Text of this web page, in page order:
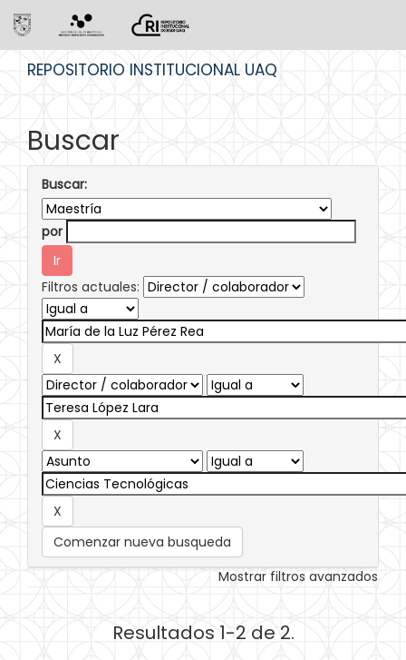
REPOSITORIO INSTITUCIONAL UAQ
Buscar
Buscar:
por
Filtros actuales:
Comenzar nueva busqueda
Mostrar filtros avanzados
Resultados 1-2 de 2.